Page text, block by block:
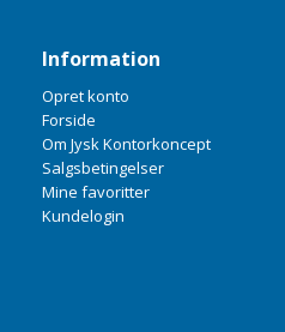
Information
Opret konto
Forside
Om Jysk Kontorkoncept
Salgsbetingelser
Mine favoritter
Kundelogin